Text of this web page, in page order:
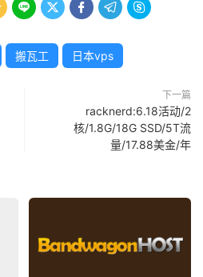
    
搬瓦工 日本vps
下一篇
racknerd:6.18活动/2
核/1.8G/18G SSD/5T流
量/17.88美金/年